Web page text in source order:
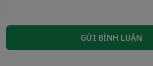
GỬI BÌNH LUẬN